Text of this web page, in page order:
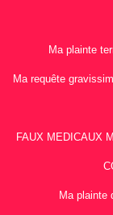
Ma plainte
Ma requête
FAUX MEDICAUX
Ma plainte